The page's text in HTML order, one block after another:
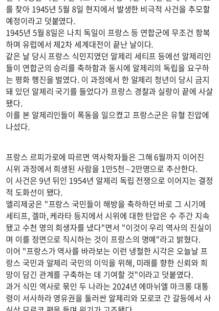
를 찾아 1945년 5월 8일 현지에서 발생한 비극적 사건을 추모할
예정이라고 덧붙였다.
1945년 5월 8일은 나치 독일이 프랑스 등 연합군에 무조건 항복
하며 유럽에서 제2차 세계대전이 끝난 날이다.
같은 날 당시 프랑스 식민지였던 알제리 세티프 등에선 알제리인
들이 연합군의 승리를 축하함과 동시에 알제리의 독립을 요구하
는 평화 행진을 벌였다. 이 과정에서 한 알제리 청년이 당시 금지
돼 있던 알제리 국기를 들었다가 프랑스 경찰과 실랑이 끝에 사살
됐다.
이를 본 알제리인들이 폭동을 일으켰고 프랑스군은 유혈 진압에
나섰다.
프랑스 르피가로에 따르면 역사학자들은 그해 6월까지 이어진
시위 과정에서 희생된 사람을 1만5천∼2만명으로 추산한다.
이 사건은 9년 뒤인 1954년 알제리 독립 전쟁으로 이어지는 결정
적 도화선이 됐다.
엘리제궁은 "프랑스 국민들이 해방을 축하하던 바로 그 시기에
세티프, 겔마, 케라타 등지에서 시위에 대한 탄압은 수 주간 지속
됐고 수천 명의 희생자를 냈다"면서 "이것이 우리 역사의 진실이
며 이를 정면으로 직시하는 것이 프랑스의 명예"라고 밝혔다.
이어 "프랑스가 역사를 바라보는 이런 냉철한 시각은 오늘날 프
랑스 국민과 알제리 국민의 이익을 위해, 미래를 향한 신뢰와 희
망이 담긴 관계를 구축하는 데 기여할 것"이라고 덧붙였다.
과거 식민 역사로 묶인 두 나라는 2024년 에마뉘엘 마크롱 대통
령이 서사하라 영유권을 둘러싼 알제리와 모로코 간 갈등에서 사